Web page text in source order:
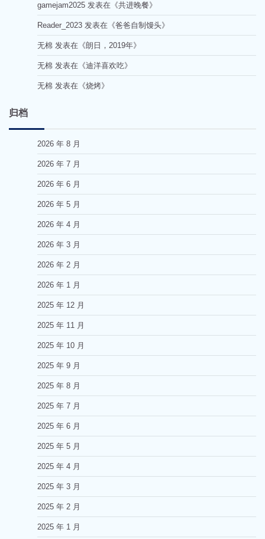
gamejam2025 发表在《共进晚餐》
Reader_2023 发表在《爸爸自制馒头》
无棉 发表在《朗日，2019年》
无棉 发表在《迪洋喜欢吃》
无棉 发表在《烧烤》
归档
2026 年 8 月
2026 年 7 月
2026 年 6 月
2026 年 5 月
2026 年 4 月
2026 年 3 月
2026 年 2 月
2026 年 1 月
2025 年 12 月
2025 年 11 月
2025 年 10 月
2025 年 9 月
2025 年 8 月
2025 年 7 月
2025 年 6 月
2025 年 5 月
2025 年 4 月
2025 年 3 月
2025 年 2 月
2025 年 1 月